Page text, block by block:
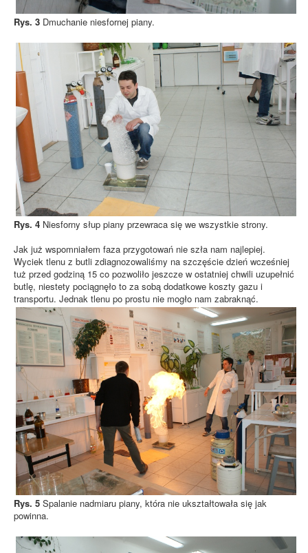
Rys. 3 Dmuchanie niesfornej piany.
Rys. 4 Niesforny słup piany przewraca się we wszystkie strony.
Jak już wspomniałem faza przygotowań nie szła nam najlepiej.
Wyciek tlenu z butli zdiagnozowaliśmy na szczęście dzień wcześniej
tuż przed godziną 15 co pozwoliło jeszcze w ostatniej chwili uzupełnić
butlę, niestety pociągnęło to za sobą dodatkowe koszty gazu i
transportu. Jednak tlenu po prostu nie mogło nam zabraknąć.
Rys. 5 Spalanie nadmiaru piany, która nie ukształtowała się jak
powinna.